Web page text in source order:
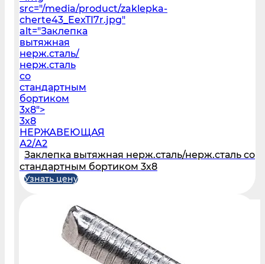
src="/media/product/zaklepka-
cherte43_EexTI7r.jpg"
alt="Заклепка
вытяжная
нерж.сталь/
нерж.сталь
со
стандартным
бортиком
3х8">
3х8
НЕРЖАВЕЮЩАЯ
А2/А2
Заклепка вытяжная нерж.сталь/нерж.сталь со
стандартным бортиком 3х8
Узнать цену